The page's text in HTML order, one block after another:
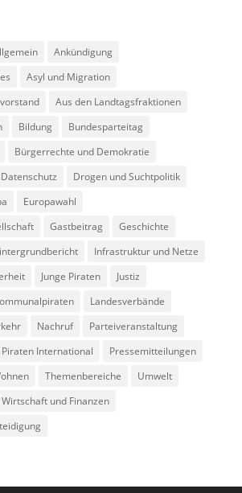
Ankündigung
Asyl und Migration
Aus den Landtagsfraktionen
Bildung
Bundesparteitag
Bürgerrechte und Demokratie
Datenschutz
Drogen und Suchtpolitik
Europawahl
Gastbeitrag
Geschichte
Infrastruktur und Netze
Junge Piraten
Justiz
Landesverbände
Nachruf
Parteiveranstaltung
Piraten International
Pressemitteilungen
Themenbereiche
Umwelt
Wirtschaft und Finanzen